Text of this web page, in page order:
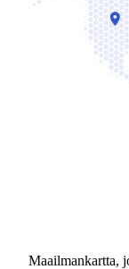
Maailmankartta,